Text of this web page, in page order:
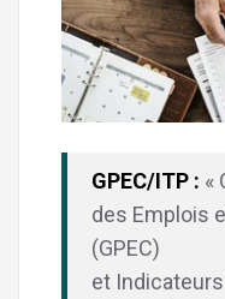
GPEC/ITP : «
des Emplois
(GPEC)
et